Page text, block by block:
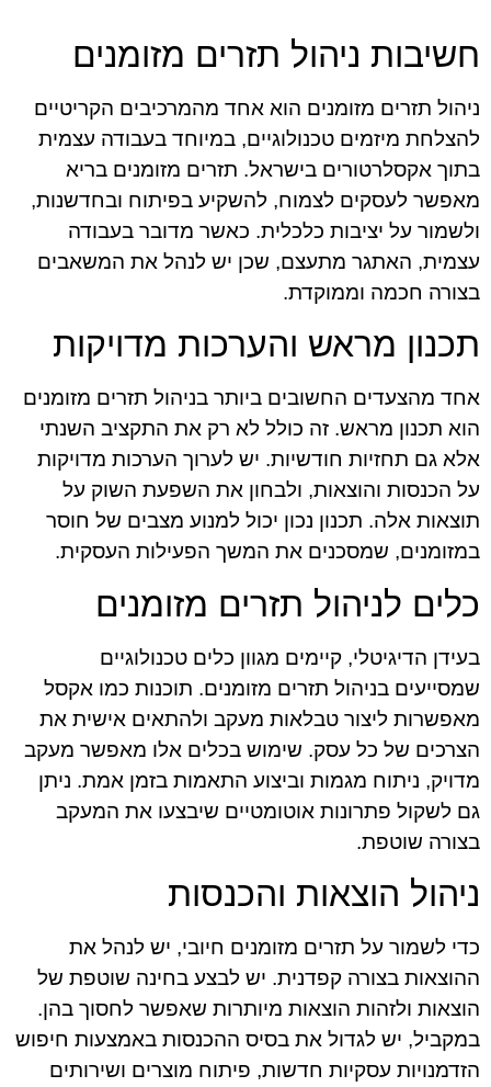
חשיבות ניהול תזרים מזומנים
ניהול תזרים מזומנים הוא אחד מהמרכיבים הקריטיים
להצלחת מיזמים טכנולוגיים, במיוחד בעבודה עצמית
בתוך אקסלרטורים בישראל. תזרים מזומנים בריא
מאפשר לעסקים לצמוח, להשקיע בפיתוח ובחדשנות,
ולשמור על יציבות כלכלית. כאשר מדובר בעבודה
עצמית, האתגר מתעצם, שכן יש לנהל את המשאבים
בצורה חכמה וממוקדת.
תכנון מראש והערכות מדויקות
אחד מהצעדים החשובים ביותר בניהול תזרים מזומנים
הוא תכנון מראש. זה כולל לא רק את התקציב השנתי
אלא גם תחזיות חודשיות. יש לערוך הערכות מדויקות
על הכנסות והוצאות, ולבחון את השפעת השוק על
תוצאות אלה. תכנון נכון יכול למנוע מצבים של חוסר
במזומנים, שמסכנים את המשך הפעילות העסקית.
כלים לניהול תזרים מזומנים
בעידן הדיגיטלי, קיימים מגוון כלים טכנולוגיים
שמסייעים בניהול תזרים מזומנים. תוכנות כמו אקסל
מאפשרות ליצור טבלאות מעקב ולהתאים אישית את
הצרכים של כל עסק. שימוש בכלים אלו מאפשר מעקב
מדויק, ניתוח מגמות וביצוע התאמות בזמן אמת. ניתן
גם לשקול פתרונות אוטומטיים שיבצעו את המעקב
בצורה שוטפת.
ניהול הוצאות והכנסות
כדי לשמור על תזרים מזומנים חיובי, יש לנהל את
ההוצאות בצורה קפדנית. יש לבצע בחינה שוטפת של
הוצאות ולזהות הוצאות מיותרות שאפשר לחסוך בהן.
במקביל, יש לגדול את בסיס ההכנסות באמצעות חיפוש
הזדמנויות עסקיות חדשות, פיתוח מוצרים ושירותים